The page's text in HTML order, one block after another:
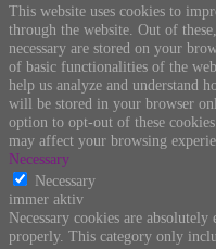
This website uses cookies to
through the website. Out of
necessary are stored on your
of basic functionalities of the
help us analyze and understand
will be stored in your browser
option to opt-out of these
may affect your browsing
Necessary
Necessary
immer aktiv
Necessary cookies are
properly. This category only